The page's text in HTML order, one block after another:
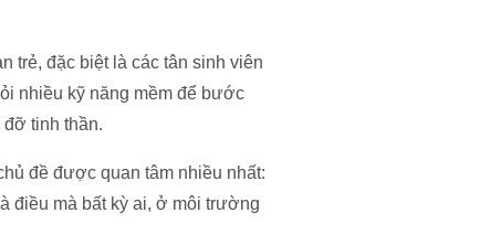
trẻ, đặc biệt là các tân sinh viên
nhiều kỹ năng mềm để bước
tinh thần.
đề được quan tâm nhiều nhất:
điều mà bất kỳ ai, ở môi trường